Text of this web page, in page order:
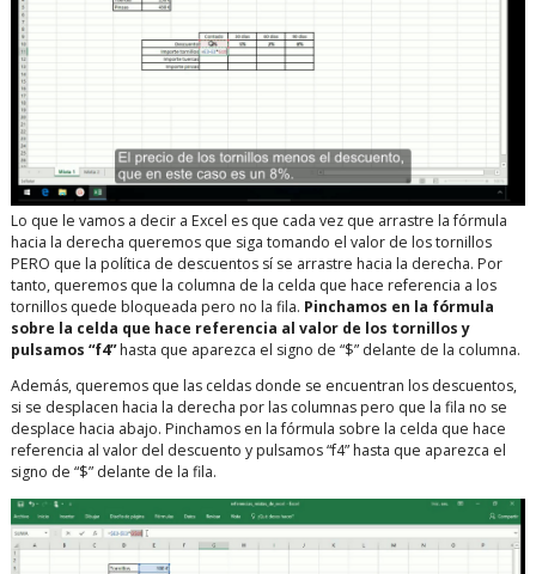
Lo que le vamos a decir a Excel es que cada vez que arrastre la fórmula
hacia la derecha queremos que siga tomando el valor de los tornillos
PERO que la política de descuentos sí se arrastre hacia la derecha. Por
tanto, queremos que la columna de la celda que hace referencia a los
tornillos quede bloqueada pero no la fila. Pinchamos en la fórmula
sobre la celda que hace referencia al valor de los tornillos y
pulsamos “f4”hasta que aparezca el signo de “$” delante de la columna.
Además, queremos que las celdas donde se encuentran los descuentos,
si se desplacen hacia la derecha por las columnas pero que la fila no se
desplace hacia abajo. Pinchamos en la fórmula sobre la celda que hace
referencia al valor del descuento y pulsamos “f4” hasta que aparezca el
signo de “$” delante de la fila.